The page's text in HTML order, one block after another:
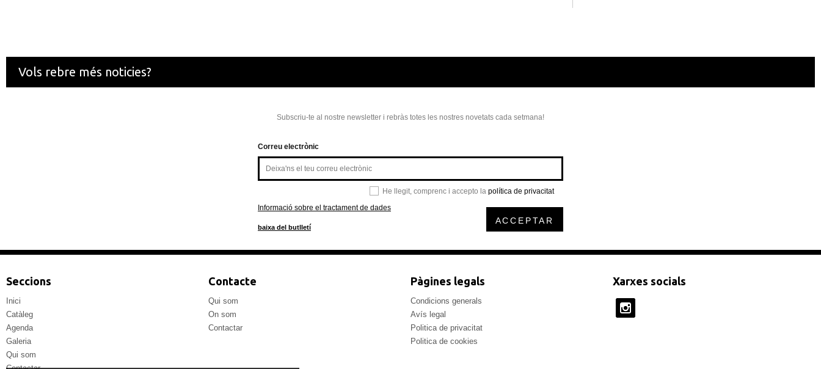
Vols rebre més noticies?
Subscriu-te al nostre newsletter i rebràs totes les nostres novetats cada setmana!
Correu electrònic
He llegit, comprenc i accepto la política de privacitat
Informació sobre el tractament de dades
baixa del butlletí
ACCEPTAR
Seccions
Inici
Catàleg
Agenda
Galeria
Qui som
Contacte
Qui som
On som
Contactar
Pàgines legals
Condicions generals
Avís legal
Politica de privacitat
Politica de cookies
Xarxes socials